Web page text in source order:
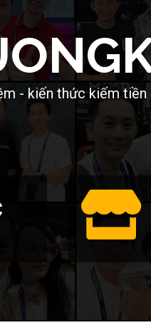
m - kiến thức kiếm tiền
ONG